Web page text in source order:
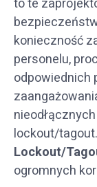
to te
konieczność
personelu,
odpowiednich
lockout/
Lockout/
ogromnych